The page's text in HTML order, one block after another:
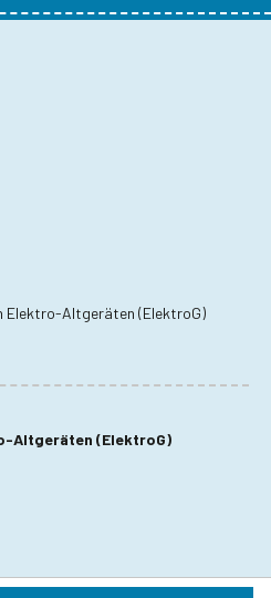
Elektro-Altgeräten (ElektroG)
Altgeräten (ElektroG)